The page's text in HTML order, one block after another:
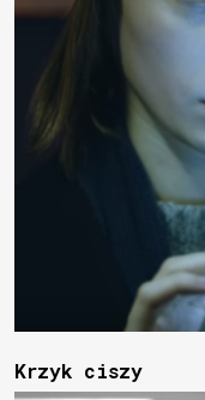
Krzyk ciszy